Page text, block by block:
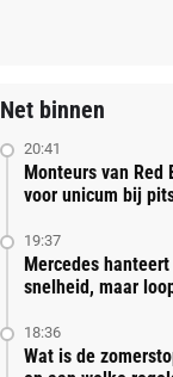
Net binnen
20:41
Monteurs van Red
voor unicum bij
19:37
Mercedes
snelheid, maar
18:36
Wat is de